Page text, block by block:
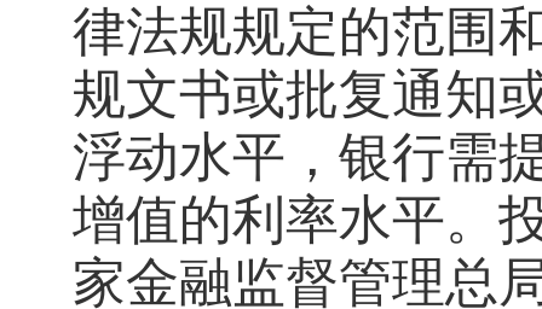
律法规规定的范围
规文书或批复通知
浮动水平，银行需
增值的利率水平。
家金融监督管理总